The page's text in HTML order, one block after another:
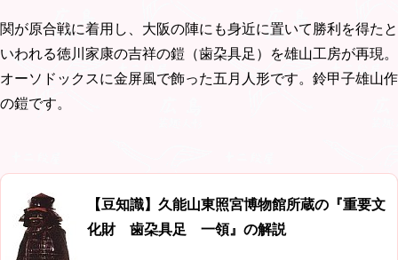
関が原合戦に着用し、大阪の陣にも身近に置いて勝利を得たと
いわれる徳川家康の吉祥の鎧（歯朶具足）を雄山工房が再現。
オーソドックスに金屏風で飾った五月人形です。鈴甲子雄山作
の鎧です。
【豆知識】久能山東照宮博物館所蔵の『重要文
化財 歯朶具足 一領』の解説